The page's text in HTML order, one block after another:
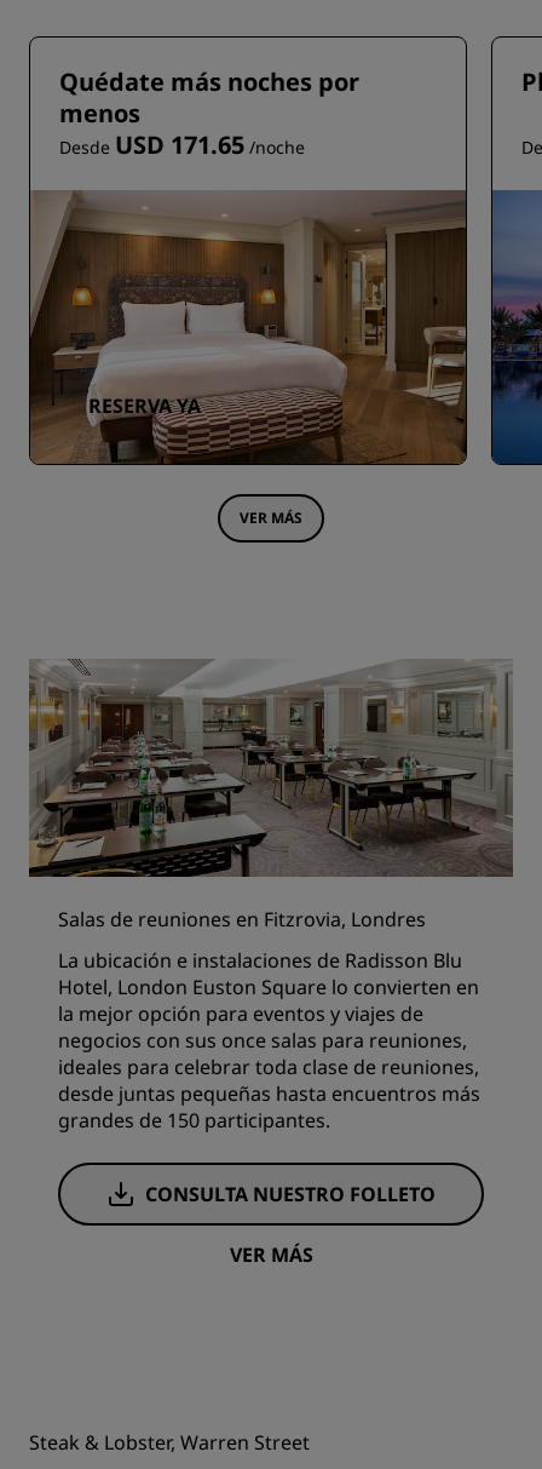
Quédate más noches por
menos
Desde USD 171.65 /noche
RESERVA YA
VER MÁS
Salas de reuniones en Fitzrovia, Londres
La ubicación e instalaciones de Radisson Blu
Hotel, London Euston Square lo convierten en
la mejor opción para eventos y viajes de
negocios con sus once salas para reuniones,
ideales para celebrar toda clase de reuniones,
desde juntas pequeñas hasta encuentros más
grandes de 150 participantes.
CONSULTA NUESTRO FOLLETO
VER MÁS
Steak & Lobster, Warren Street